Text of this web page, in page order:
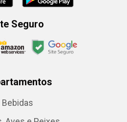
Seguro
Bebidas